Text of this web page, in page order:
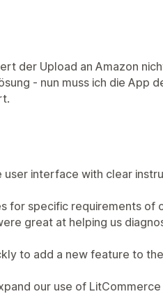
der Upload an Amazon
- nun muss ich die App
user interface with clear
for specific requirements of
great at helping us
to add a new feature to
our use of